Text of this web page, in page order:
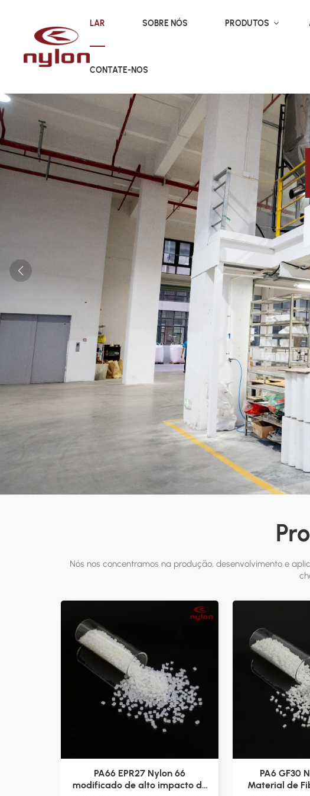
LAR SOBRE NÓS PRODUTOS
CONTATE-NOS
Nós nos concentramos na produção, desenvolvimento e
PA66 EPR27 Nylon 66
modificado de alto impacto de
PA6 GF30
Material de